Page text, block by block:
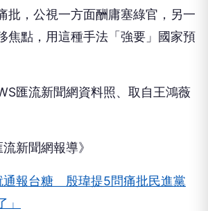
批，公視一方面酬庸塞綠官，另一
焦點，用這種手法「強要」國家預
匯流新聞網資料照、取自王鴻薇
新聞網報導》
通報台糖 殷瑋提5問痛批民進黨